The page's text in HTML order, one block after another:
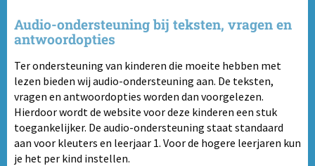
Audio-ondersteuning bij teksten, vragen en
antwoordopties
Ter ondersteuning van kinderen die moeite hebben met
lezen bieden wij audio-ondersteuning aan. De teksten,
vragen en antwoordopties worden dan voorgelezen.
Hierdoor wordt de website voor deze kinderen een stuk
toegankelijker. De audio-ondersteuning staat standaard
aan voor kleuters en leerjaar 1. Voor de hogere leerjaren kun
je het per kind instellen.